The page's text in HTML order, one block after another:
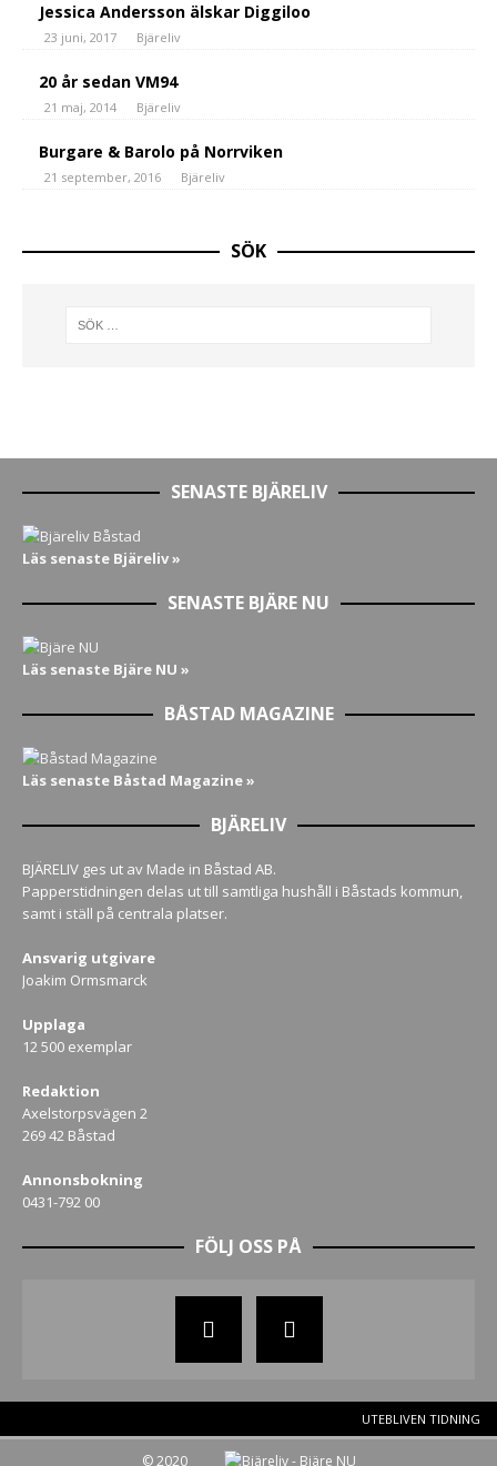
Jessica Andersson älskar Diggiloo
23 juni, 2017 Bjäreliv
20 år sedan VM94
21 maj, 2014 Bjäreliv
Burgare & Barolo på Norrviken
21 september, 2016 Bjäreliv
SÖK
SENASTE BJÄRELIV
Läs senaste Bjäreliv »
SENASTE BJÄRE NU
Läs senaste Bjäre NU »
BÅSTAD MAGAZINE
Läs senaste Båstad Magazine »
BJÄRELIV
BJÄRELIV ges ut av Made in Båstad AB.
Papperstidningen delas ut till samtliga hushåll i Båstads kommun,
samt i ställ på centrala platser.
Ansvarig utgivare
Joakim Ormsmarck
Upplaga
12 500 exemplar
Redaktion
Axelstorpsvägen 2
269 42 Båstad
Annonsbokning
0431-792 00
FÖLJ OSS PÅ
UTEBLIVEN TIDNING
© 2020